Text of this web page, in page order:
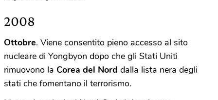
2008
Ottobre. Viene consentito pieno accesso al sito
nucleare di Yongbyon dopo che gli Stati Uniti
rimuovono la Corea del Nord dalla lista nera degli
stati che fomentano il terrorismo.